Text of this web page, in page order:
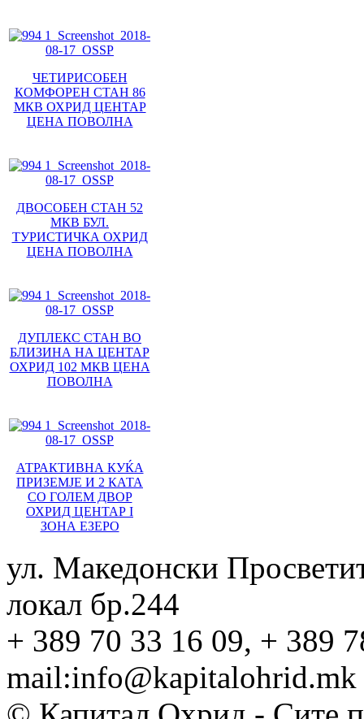
ЧЕТИРИСОБЕН
КОМФОРЕН СТАН 86
МКВ ОХРИД ЦЕНТАР
ЦЕНА ПОВОЛНА
ДВОСОБЕН СТАН 52
МКВ БУЛ.
ТУРИСТИЧКА ОХРИД
ЦЕНА ПОВОЛНА
ДУПЛЕКС СТАН ВО
БЛИЗИНА НА ЦЕНТАР
ОХРИД 102 МКВ ЦЕНА
ПОВОЛНА
АТРАКТИВНА КУЌА
ПРИЗЕМЈЕ И 2 КАТА
СО ГОЛЕМ ДВОР
ОХРИД ЦЕНТАР I
ЗОНА ЕЗЕРО
ул. Македонски
локал бр.244
+ 389 70 33 16 09, + 389
mail:info@kapitalohrid.mk